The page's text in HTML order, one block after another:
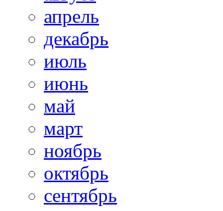
апрель
декабрь
июль
июнь
май
март
ноябрь
октябрь
сентябрь